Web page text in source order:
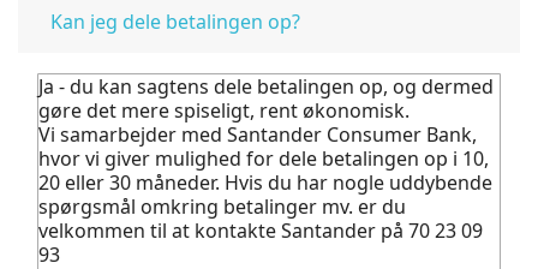
Kan jeg dele betalingen op?
Ja - du kan sagtens dele betalingen op, og dermed
gøre det mere spiseligt, rent økonomisk.
Vi samarbejder med Santander Consumer Bank,
hvor vi giver mulighed for dele betalingen op i 10,
20 eller 30 måneder. Hvis du har nogle uddybende
spørgsmål omkring betalinger mv. er du
velkommen til at kontakte Santander på 70 23 09
93